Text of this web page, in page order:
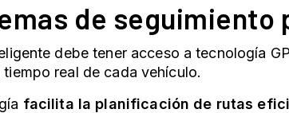
de seguimiento
debe tener acceso a tecnología
real de cada vehículo.
facilita la planificación de rutas